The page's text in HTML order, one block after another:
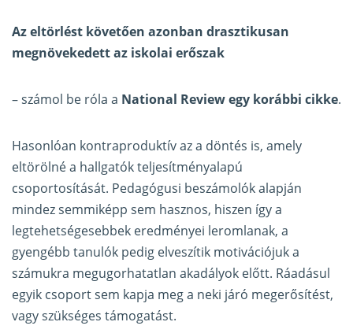
Az eltörlést követően azonban drasztikusan
megnövekedett az iskolai erőszak
– számol be róla a National Review egy korábbi cikke.
Hasonlóan kontraproduktív az a döntés is, amely
eltörölné a hallgatók teljesítményalapú
csoportosítását. Pedagógusi beszámolók alapján
mindez semmiképp sem hasznos, hiszen így a
legtehetségesebbek eredményei leromlanak, a
gyengébb tanulók pedig elveszítik motivációjuk a
számukra megugorhatatlan akadályok előtt. Ráadásul
egyik csoport sem kapja meg a neki járó megerősítést,
vagy szükséges támogatást.